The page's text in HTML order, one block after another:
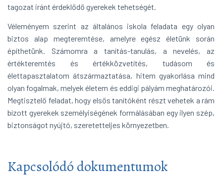
tagozat iránt érdeklődő gyerekek tehetségét.
Véleményem szerint az általános iskola feladata egy olyan
biztos alap megteremtése, amelyre egész életünk során
építhetünk. Számomra a tanítás-tanulás, a nevelés, az
értékteremtés és értékközvetítés, tudásom és
élettapasztalatom átszármaztatása, hitem gyakorlása mind
olyan fogalmak, melyek életem és eddigi pályám meghatározói.
Megtisztelő feladat, hogy elsős tanítóként részt vehetek a rám
bízott gyerekek személyiségének formálásában egy ilyen szép,
biztonságot nyújtó, szeretetteljes környezetben.
Kapcsolódó dokumentumok